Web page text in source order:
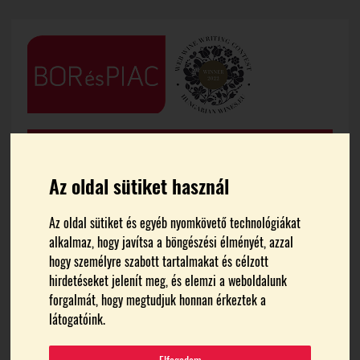
Az oldal sütiket használ
Az oldal sütiket és egyéb nyomkövető technológiákat
alkalmaz, hogy javítsa a böngészési élményét, azzal
hogy személyre szabott tartalmakat és célzott
hirdetéseket jelenít meg, és elemzi a weboldalunk
forgalmát, hogy megtudjuk honnan érkeztek a
látogatóink.
FŐOLDAL HÍREK
Az Európai Bizottság
jóváhagyta a kőszegi borok